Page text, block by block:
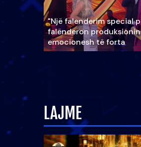
"Një falenderim special
falënderon
emocionesh të forta
LAJME